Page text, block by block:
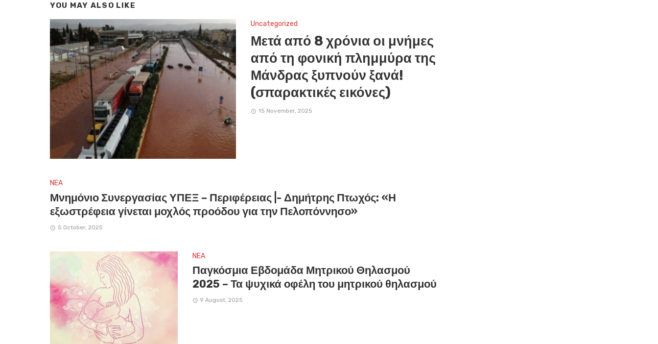
YOU MAY ALSO LIKE
Uncategorized
Μετά από 8 χρόνια οι μνήμες
από τη φονική πλημμύρα της
Μάνδρας ξυπνούν ξανά!
(σπαρακτικές εικόνες)
15 November, 2025
NEA
Μνημόνιο Συνεργασίας ΥΠΕΞ – Περιφέρειας |- Δημήτρης Πτωχός: «Η
εξωστρέφεια γίνεται μοχλός προόδου για την Πελοπόννησο»
5 October, 2025
NEA
Παγκόσμια Εβδομάδα Μητρικού Θηλασμού
2025 – Τα ψυχικά οφέλη του μητρικού θηλασμού
9 August, 2025